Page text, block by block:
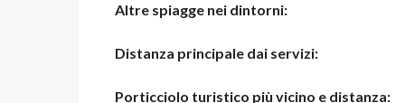
Altre spiagge nei dintorni:
Distanza principale dai servizi:
Porticciolo turistico più vicino e distanza: